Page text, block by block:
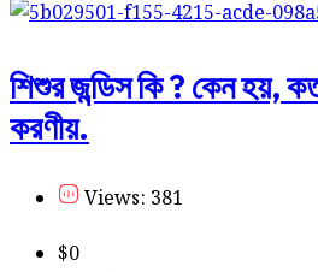
শিশুর জন্ডিস কি ? কেন হয়,
করণীয়.
Views: 381
$0